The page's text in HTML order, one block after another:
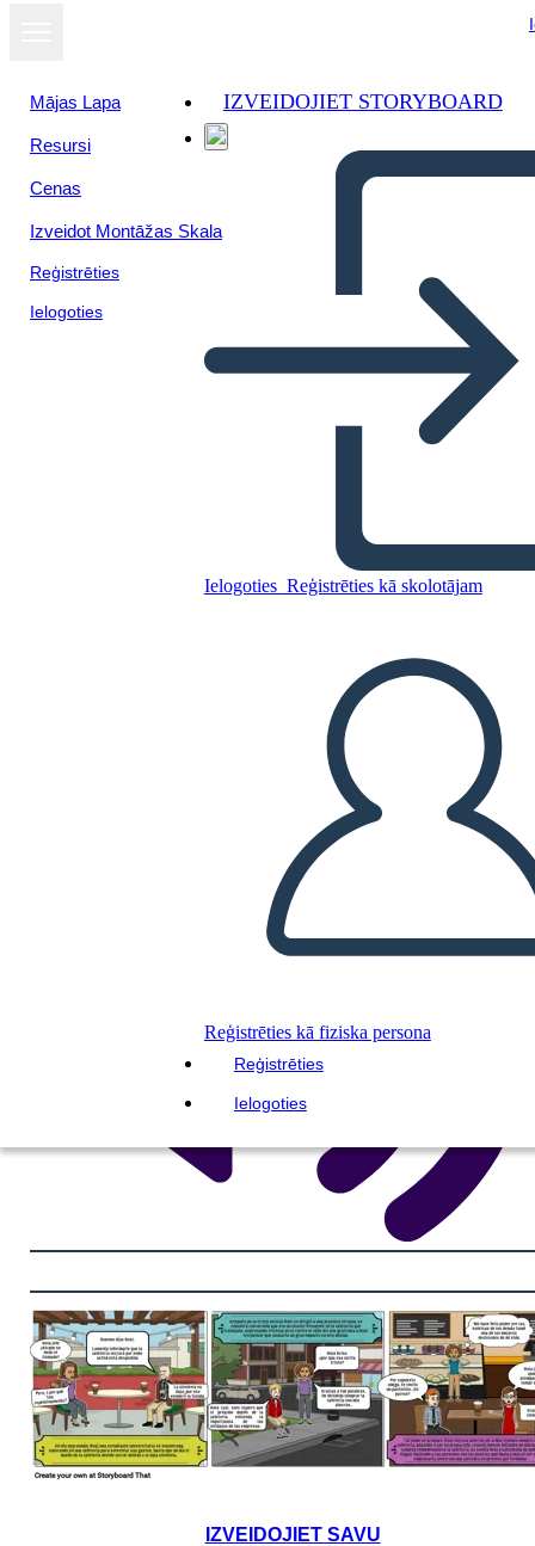
Mājas Lapa
Resursi
Cenas
Izveidot Montāžas Skala
Reģistrēties
Ielogoties
IZVEIDOJIET STORYBOARD
Ielogoties Reģistrēties kā skolotājam
Reģistrēties kā fiziska persona
Reģistrēties
Ielogoties
UNA OCIÓN
IZVEIDOT STĀSTU SHĒMU
ATSKAŅOT SLAIDRĀDI
IZLASI MAN
Skatīt kā
slaidrādi
IZVEIDOJIET SAVU